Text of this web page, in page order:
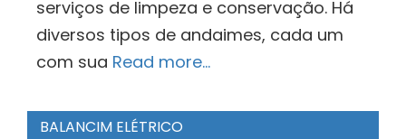
serviços de limpeza e conservação. Há
diversos tipos de andaimes, cada um
com sua Read more…
BALANCIM ELÉTRICO